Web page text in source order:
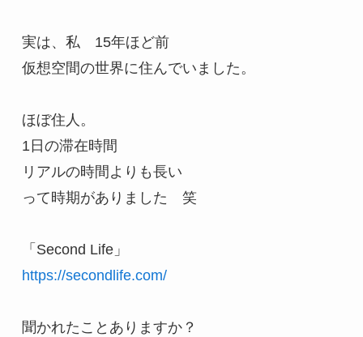
実は、私　15年ほど前
仮想空間の世界に住んでいました。
ほぼ住人。
1日の滞在時間
リアルの時間よりも長い
って時期がありました　笑
https://secondlife.com/
聞かれたことありますか？